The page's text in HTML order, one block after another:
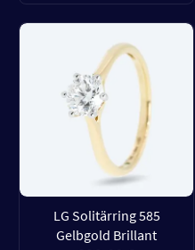
LG Solitärring 585
Gelbgold Brillant